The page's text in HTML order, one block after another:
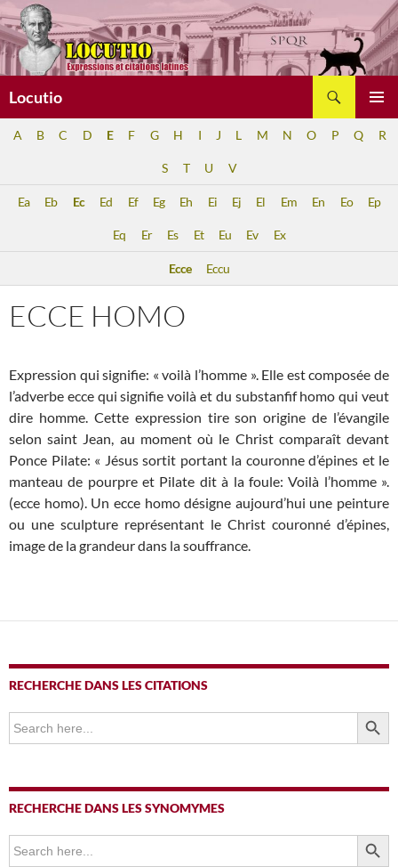
Aller
au
contenu
Locutio
A B C D E F G H I J L M N O P Q R
S T U V
Ea Eb Ec Ed Ef Eg Eh Ei Ej El Em En Eo Ep
Eq Er Es Et Eu Ev Ex
Ecce Eccu
ECCE HOMO
Expression qui signifie: « voilà l’homme ». Elle est composée de
l’adverbe ecce qui signifie voilà et du substanfif homo qui veut
dire homme. Cette expression tire son origine de l’évangile
selon saint Jean, au moment où le Christ comparaît devant
Ponce Pilate: « Jésus sortit portant la couronne d’épines et le
manteau de pourpre et Pilate dit à la foule: Voilà l’homme ».
(ecce homo). Un ecce homo désigne aujourd’hui une peinture
ou une sculpture représentant le Christ couronné d’épines,
image de la grandeur dans la souffrance.
RECHERCHE DANS LES CITATIONS
Search
for:
SEARCH
RECHERCHE DANS LES SYNOMYMES
Search
for:
SEARCH